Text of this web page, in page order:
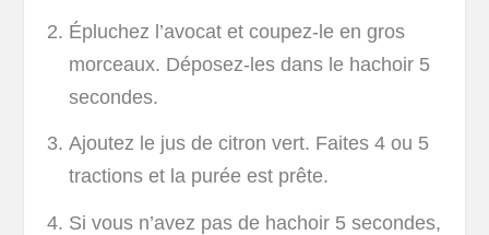
Épluchez l’avocat et coupez-le en gros
morceaux. Déposez-les dans le hachoir 5
secondes.
Ajoutez le jus de citron vert. Faites 4 ou 5
tractions et la purée est prête.
Si vous n’avez pas de hachoir 5 secondes,